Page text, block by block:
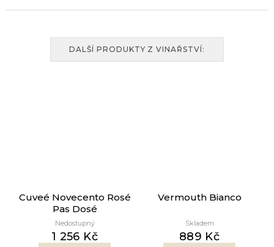
DALŠÍ PRODUKTY Z VINAŘSTVÍ:
Cuveé Novecento Rosé
Pas Dosé
Nedostupný
1 256 Kč
Vermouth Bianco
Skladem
889 Kč